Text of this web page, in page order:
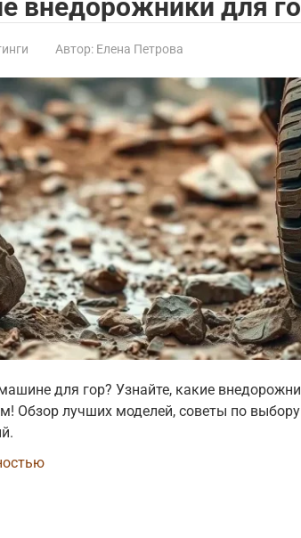
внедорожники для
Автор: Елена Петрова
для гор? Узнайте, какие
Обзор лучших моделей, советы по